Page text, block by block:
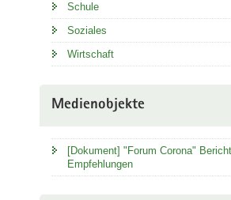
Schule
Soziales
Wirtschaft
Medienobjekte
[Dokument] "Forum Corona"
Empfehlungen